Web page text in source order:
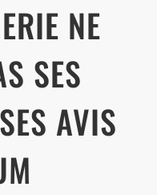
NE
SES
AVIS